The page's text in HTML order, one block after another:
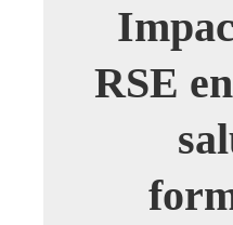
RSE